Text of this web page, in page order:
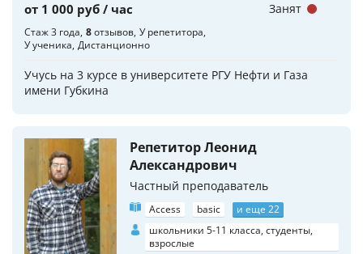
от 1 000 руб / час
Стаж 3 года 8отзывов У репетитора
У ученика Дистанционно
Учусь на 3 курсе в университете РГУ Нефти и Газа
имени Губкина
Занят
Репетитор Леонид
Александрович
Частный преподаватель
Access basic
и еще 22
школьники 5-11 класса, студенты,
взрослые